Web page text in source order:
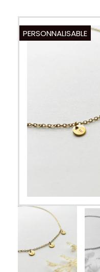
PERSONNALISABLE